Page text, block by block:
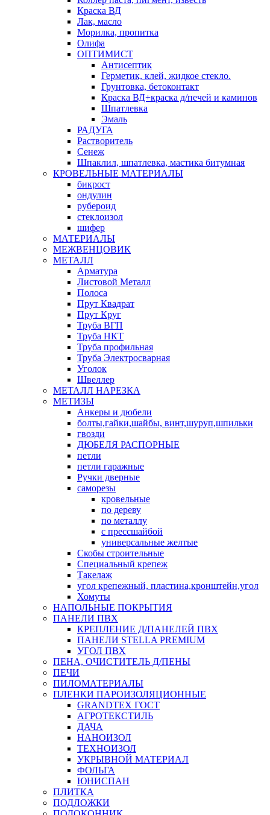
Краска ВД
Лак, масло
Морилка, пропитка
Олифа
ОПТИМИСТ
Антисептик
Герметик, клей, жидкое стекло.
Грунтовка, бетоконтакт
Краска ВД+краска д/печей и каминов
Шпатлевка
Эмаль
РАДУГА
Растворитель
Сенеж
Шпаклил, шпатлевка, мастика битумная
КРОВЕЛЬНЫЕ МАТЕРИАЛЫ
бикрост
ондулин
рубероид
стеклоизол
шифер
МАТЕРИАЛЫ
МЕЖВЕНЦОВИК
МЕТАЛЛ
Арматура
Листовой Металл
Полоса
Прут Квадрат
Прут Круг
Труба ВГП
Труба НКТ
Труба профильная
Труба Электросварная
Уголок
Швеллер
МЕТАЛЛ НАРЕЗКА
МЕТИЗЫ
Анкеры и дюбели
болты,гайки,шайбы, винт,шуруп,шпильки
гвозди
ДЮБЕЛЯ РАСПОРНЫЕ
петли
петли гаражные
Ручки дверные
саморезы
кровельные
по дереву
по металлу
с прессшайбой
универсальные желтые
Скобы строительные
Специальный крепеж
Такелаж
угол крепежный, пластина,кронштейн,угол
Хомуты
НАПОЛЬНЫЕ ПОКРЫТИЯ
ПАНЕЛИ ПВХ
КРЕПЛЕНИЕ Д/ПАНЕЛЕЙ ПВХ
ПАНЕЛИ STELLA PREMIUM
УГОЛ ПВХ
ПЕНА, ОЧИСТИТЕЛЬ Д/ПЕНЫ
ПЕЧИ
ПИЛОМАТЕРИАЛЫ
ПЛЕНКИ ПАРОИЗОЛЯЦИОННЫЕ
GRANDTEX ГОСТ
АГРОТЕКСТИЛЬ
ДАЧА
НАНОИЗОЛ
ТЕХНОИЗОЛ
УКРЫВНОЙ МАТЕРИАЛ
ФОЛЬГА
ЮНИСПАН
ПЛИТКА
ПОДЛОЖКИ